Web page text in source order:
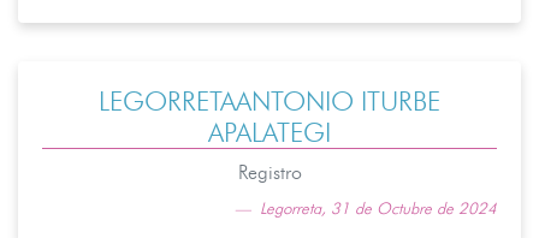
LEGORRETAANTONIO ITURBE
APALATEGI
Registro
Legorreta, 31 de Octubre de 2024